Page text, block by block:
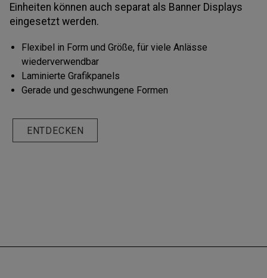
Einheiten können auch separat als Banner Displays
eingesetzt werden.
Flexibel in Form und Größe, für viele Anlässe
wiederverwendbar
Laminierte Grafikpanels
Gerade und geschwungene Formen
ENTDECKEN